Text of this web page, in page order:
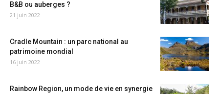
B&B ou auberges ?
21 juin 2022
Cradle Mountain : un parc national au
patrimoine mondial
16 juin 2022
Rainbow Region, un mode de vie en synergie